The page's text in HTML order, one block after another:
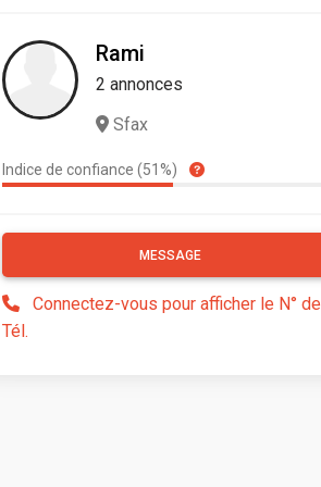
Rami
2 annonces
Sfax
Indice de confiance (51%)
MESSAGE
Connectez-vous pour afficher le N° de
Tél.